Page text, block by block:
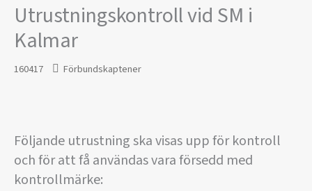
Utrustningskontroll vid SM i
Kalmar
160417 Förbundskaptener
Följande utrustning ska visas upp för kontroll
och för att få användas vara försedd med
kontrollmärke: